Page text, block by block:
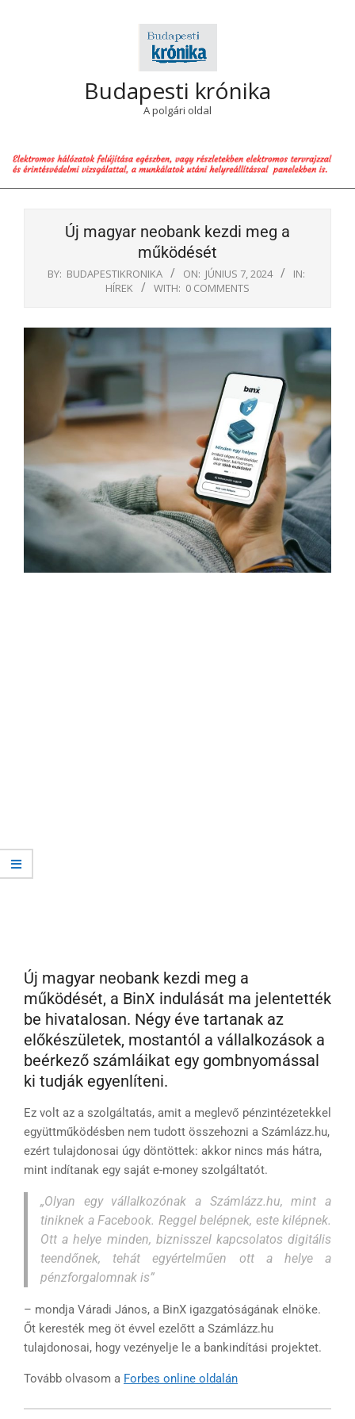
Budapesti krónika
A polgári oldal
Új magyar neobank kezdi meg a
működését
BY: BUDAPESTIKRONIKA ON: JÚNIUS 7, 2024
IN:
HÍREK
WITH: 0 COMMENTS
Új magyar neobank kezdi meg a
működését, a BinX indulását ma jelentették
be hivatalosan. Négy éve tartanak az
előkészületek, mostantól a vállalkozások a
beérkező számláikat egy gombnyomással
ki tudják egyenlíteni.
Ez volt az a szolgáltatás, amit a meglevő pénzintézetekkel
együttműködésben nem tudott összehozni a Számlázz.hu,
ezért tulajdonosai úgy döntöttek: akkor nincs más hátra,
mint indítanak egy saját e-money szolgáltatót.
„Olyan egy vállalkozónak a Számlázz.hu, mint a
tiniknek a Facebook. Reggel belépnek, este kilépnek.
Ott a helye minden, biznisszel kapcsolatos digitális
teendőnek, tehát egyértelműen ott a helye a
pénzforgalomnak is”
– mondja Váradi János, a BinX igazgatóságának elnöke.
Őt keresték meg öt évvel ezelőtt a Számlázz.hu
tulajdonosai, hogy vezényelje le a bankindítási projektet.
Tovább olvasom a Forbes online oldalán